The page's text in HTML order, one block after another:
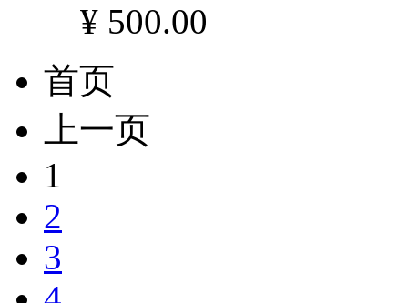
¥ 500.00
首页
上一页
1
2
3